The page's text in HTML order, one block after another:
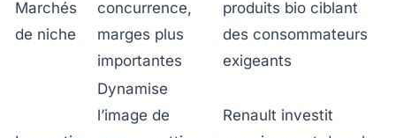
Marchés
de niche
concurrence,
marges plus
importantes
produits bio ciblant
des consommateurs
exigeants
Dynamise
l’image de
Renault investit